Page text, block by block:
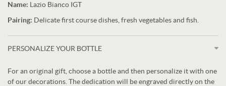
Name: Lazio Bianco IGT
Pairing: Delicate first course dishes, fresh vegetables and fish.
PERSONALIZE YOUR BOTTLE
For an original gift, choose a bottle and then personalize it with one
of our decorations. The dedication will be engraved directly on the